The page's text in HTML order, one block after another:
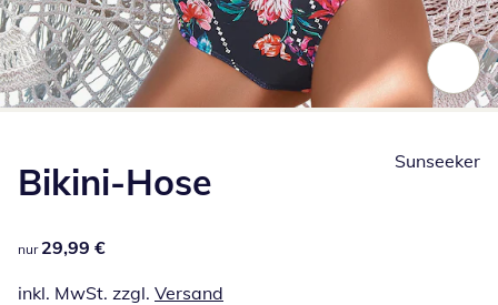
Bikini-Hose
29,99 €
nur 29,99 €
inkl. MwSt. zzgl. Versand
Sunseeker